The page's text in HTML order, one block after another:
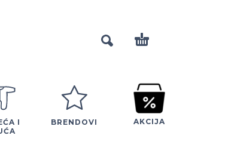
I
BRENDOVI AKCIJA